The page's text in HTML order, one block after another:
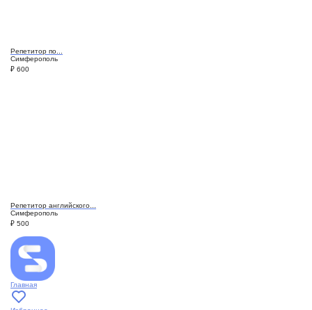
Репетитор по...
Симферополь
₽ 600
Репетитор английского...
Симферополь
₽ 500
Главная